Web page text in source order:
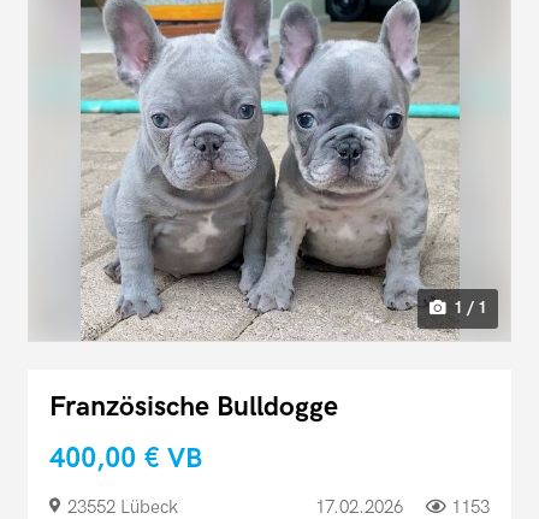
1 / 1
Französische Bulldogge
400,00 € VB
23552 Lübeck 17.02.2026 1153